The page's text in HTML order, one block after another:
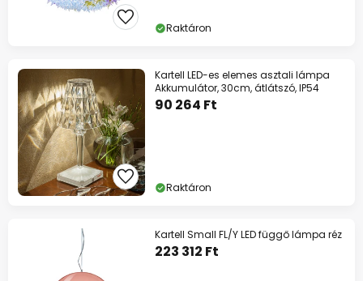
Raktáron
Kartell LED-es elemes asztali lámpa
Akkumulátor, 30cm, átlátszó, IP54
90 264 Ft
Raktáron
Kartell Small FL/Y LED függő lámpa réz
223 312 Ft